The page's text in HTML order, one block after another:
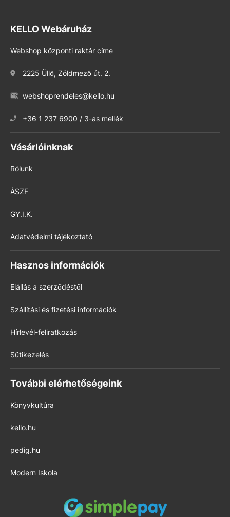
KELLO Webáruház
Webshop központi raktár címe
2225 Üllő, Zöldmező út. 2.
webshoprendeles@kello.hu
+36 1 237 6900 / 3-as mellék
Vásárlóinknak
Rólunk
ÁSZF
GY.I.K.
Adatvédelmi tájékoztató
Hasznos információk
Elállás a szerződéstől
Szállítási és fizetési információk
Hírlevél-feliratkozás
Sütikezelés
További elérhetőségeink
Könyvkultúra
kello.hu
pedig.hu
Modern Iskola